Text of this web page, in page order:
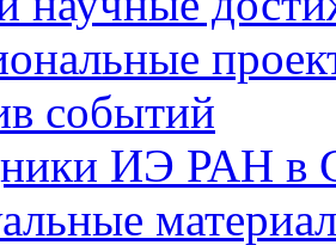
событий
ИЭ РАН